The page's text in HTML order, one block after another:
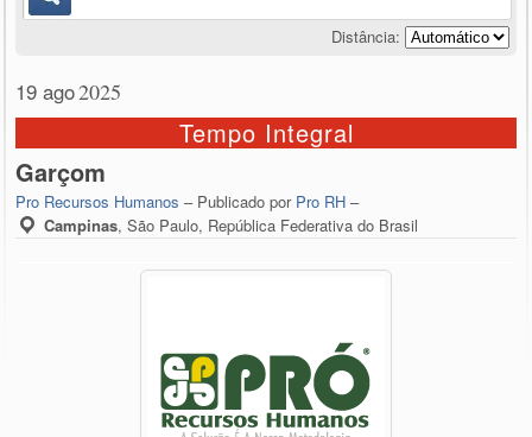
Distância:
19 ago2025
Tempo Integral
Garçom
Pro Recursos Humanos – Publicado por Pro RH –
Campinas,São Paulo, República Federativa do Brasil